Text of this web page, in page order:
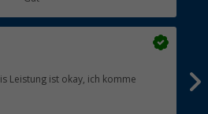
Leistung ist okay, ich komme